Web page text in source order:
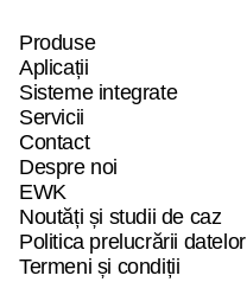
Produse
Produse
Produse
Aplicații
Aplicații
Aplicații
Sisteme integrate
Sisteme integrate
Sisteme integrate
Servicii
Servicii
Servicii
Contact
Contact
Contact
Despre noi
Despre noi
Despre noi
EWK
EWK
EWK
Noutăți și studii de caz
Noutăți și studii de caz
Noutăți și studii de caz
Politica prelucrării datelor
Politica prelucrării datelor
Politica prelucrării datelor
Termeni și condiții
Termeni și condiții